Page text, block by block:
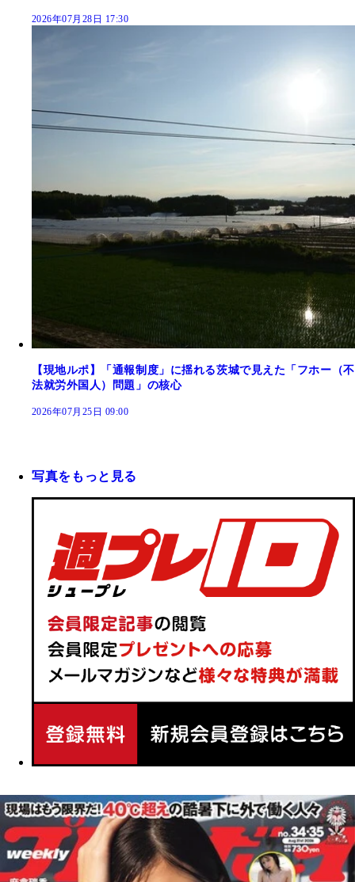
2026年07月28日 17:30
【現地ルポ】「通報制度」に揺れる茨城で見えた「フホー（不
法就労外国人）問題」の核心
2026年07月25日 09:00
写真をもっと見る